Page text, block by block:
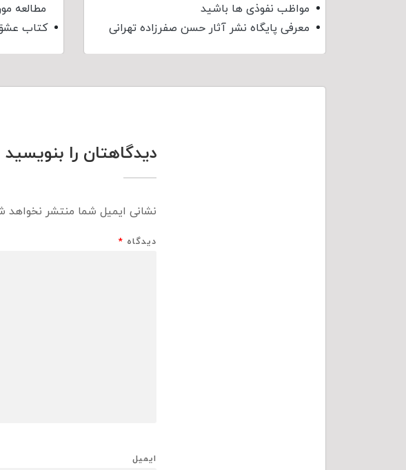
مواظب نفوذی‌ ها باشید
معرفی پایگاه نشر آثار حسن صفرزاده تهرانی
مطالعه
کتاب عشق
دیدگاهتان را بنویسید
نشانی ایمیل شما منتشر نخواهد
دیدگاه *
ایمیل